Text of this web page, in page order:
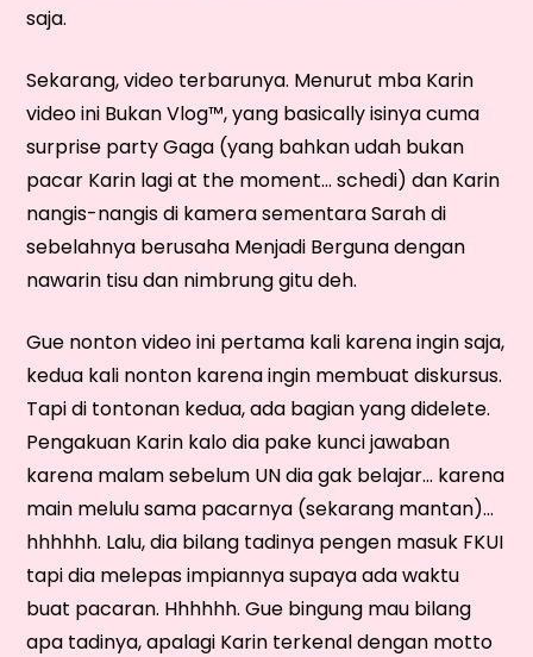
saja.
Sekarang, video terbarunya. Menurut mba Karin
video ini Bukan Vlog™, yang basically isinya cuma
surprise party Gaga (yang bahkan udah bukan
pacar Karin lagi at the moment… schedi) dan Karin
nangis-nangis di kamera sementara Sarah di
sebelahnya berusaha Menjadi Berguna dengan
nawarin tisu dan nimbrung gitu deh.
Gue nonton video ini pertama kali karena ingin saja,
kedua kali nonton karena ingin membuat diskursus.
Tapi di tontonan kedua, ada bagian yang didelete.
Pengakuan Karin kalo dia pake kunci jawaban
karena malam sebelum UN dia gak belajar… karena
main melulu sama pacarnya (sekarang mantan)…
hhhhhh. Lalu, dia bilang tadinya pengen masuk FKUI
tapi dia melepas impiannya supaya ada waktu
buat pacaran. Hhhhhh. Gue bingung mau bilang
apa tadinya, apalagi Karin terkenal dengan motto